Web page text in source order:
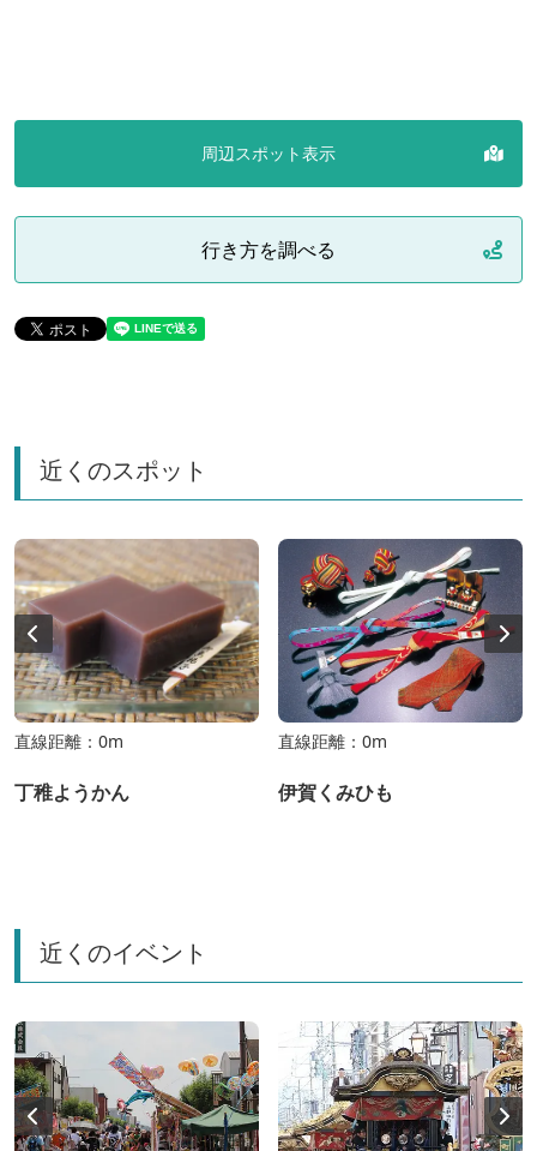
周辺スポット表示
行き方を調べる
近くのスポット
直線距離：0m
丁稚ようかん
直線距離：0m
伊賀くみひも
近くのイベント